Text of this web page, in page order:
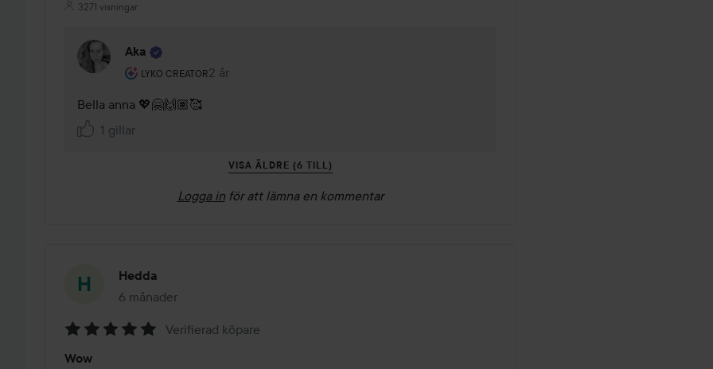
3271 visningar
Aka
LYKO CREATOR
Användarens roll: Lyko Creator.
2 år
Kommentaren lades 2 år
Bella anna 💖🤗🙌🏽🥰
1 gillar
VISA ÄLDRE (6 TILL)
Logga in för att lämna en kommentar
Hedda
6 månader
Inlägget skapades 6 månader
Verifierad köpare
Wow